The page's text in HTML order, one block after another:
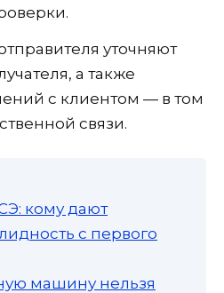
уточняют
а также
с клиентом — в том
связи.
кому дают
с первого
машину нельзя